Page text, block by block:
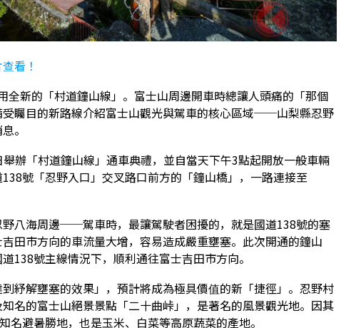
看！
全新的「村道鐘山線」。富士山周邊開車時總讓人頭痛的「那個
矚目的新路線介紹富士山觀光與駕車的核心區域──山梨縣忍野
。
辦「村道鐘山線」通車典禮，並自當天下午3點起開放一般車輛
號「忍野入口」交叉路口前方的「鐘山橋」，一路連接至
八海周邊──駕車時，最讓駕駛者困擾的，就是國道138號的塞
田市方向的車流量大增，容易造成嚴重壅塞。此次開通的鐘山
138號主線情況下，順利通往富士吉田市方向。
紓解壅塞的效果」，預計將成為極具價值的新「捷徑」。忍野村
名的富士山絕景景點「二十曲峠」，是著名的風景觀光地。因其
避暑勝地，也是玉米、白菜等高原蔬菜的產地。